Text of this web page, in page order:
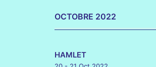
OCTOBRE 2022
HAMLET